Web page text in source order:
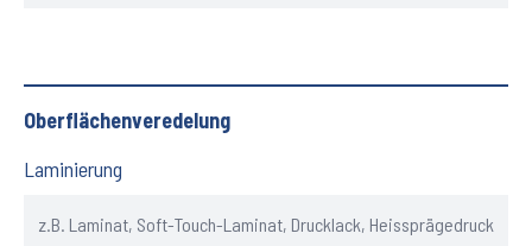
Oberflächenveredelung
Laminierung